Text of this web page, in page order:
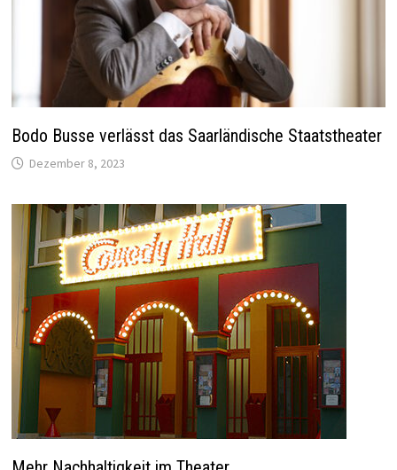
Bodo Busse verlässt das Saarländische Staatstheater
Dezember 8, 2023